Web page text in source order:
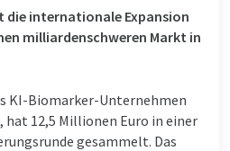
die internationale Expansion
milliardenschweren Markt in
KI-Biomarker-Unternehmen
12,5 Millionen Euro in einer
gesammelt. Das